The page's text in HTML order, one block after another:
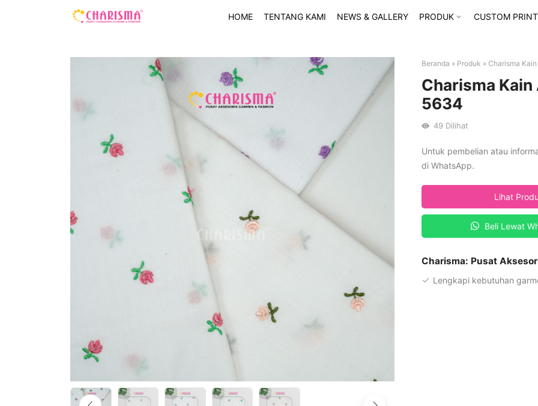
HOME TENTANG KAMI NEWS & GALLERY PRODUK CUSTOM
Beranda » Produk » Charisma
Charisma
5634
49 Dilihat
Untuk pembelian atau
di WhatsApp.
Lihat
Beli Lewat
Charisma: Pusat
Lengkapi kebutuhan